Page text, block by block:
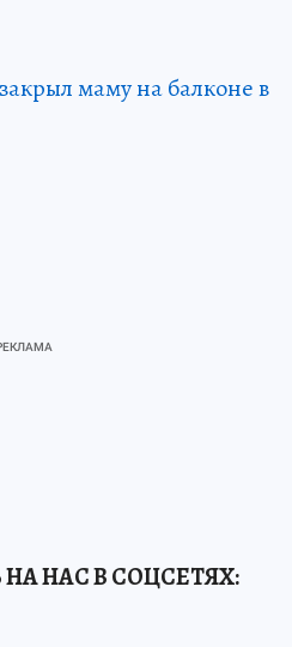
маму на балконе в
НАС В СОЦСЕТЯХ: